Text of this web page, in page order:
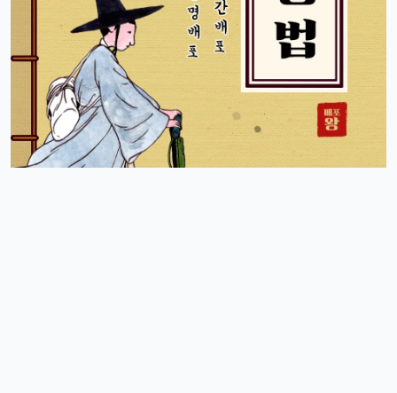
13:32:51
ㅋㅋ 그럴껄요 뉴진스 얘기 들으니까 뮤비 또 보고 싶다ㅎ
스피드10:27:45
아 오늘 리워드 순위 완전 빠지는 거 같죠
M 리워드정보사 10:33:30
요즘 움짐임이 둔하긴해요